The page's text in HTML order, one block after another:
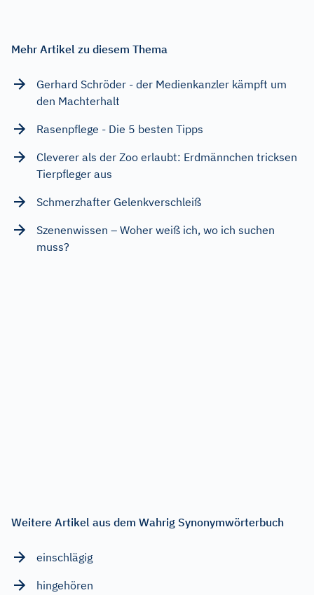
Mehr Artikel zu diesem Thema
Gerhard Schröder - der Medienkanzler kämpft um
den Machterhalt
Rasenpflege - Die 5 besten Tipps
Cleverer als der Zoo erlaubt: Erdmännchen tricksen
Tierpfleger aus
Schmerzhafter Gelenkverschleiß
Szenenwissen – Woher weiß ich, wo ich suchen
muss?
Weitere Artikel aus dem Wahrig Synonymwörterbuch
einschlägig
hingehören